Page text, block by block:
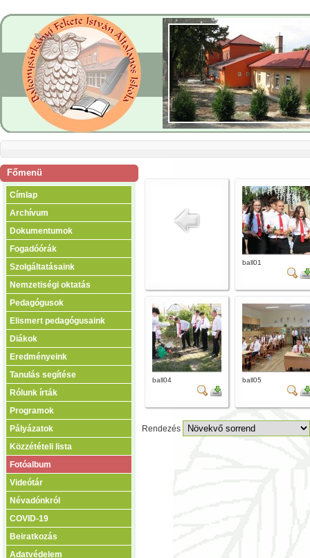
Főmenü
Címlap
Archívum
Dokumentumok
Fogadóórák
Szolgáltatásaink
Nemzetiségi oktatás
Pedagógusok
Elismert pedagógusaink
Diákok
Eredményeink
Tanulás segítése
Rólunk írták
Programok
Pályázatok
Közzétételi lista
Fotóalbum
Videótár
Névadónkról
COVID-19
Beiratkozás
Adatvédelem
ball01
ball04 ball05
Rendezés